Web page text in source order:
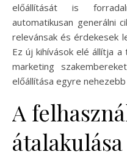
előállítását is
automatikusan generálni
relevánsak és érdekesek
Ez új kihívások elé állítja
marketing
előállítása egyre
A
átalakulása